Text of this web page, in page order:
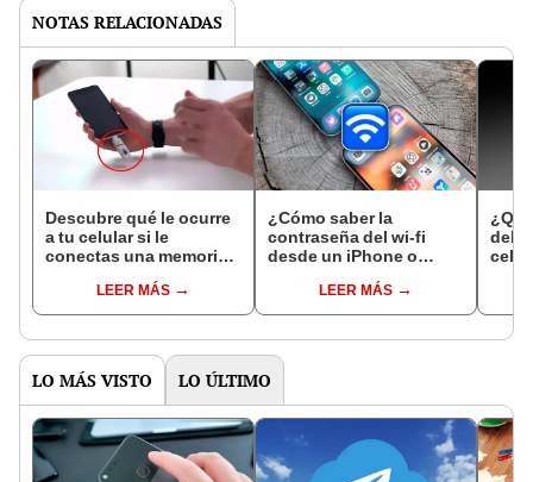
NOTAS RELACIONADAS
Descubre qué le ocurre
a tu celular si le
conectas una memoria
LEER MÁS
¿Cómo saber la
contraseña del wi-fi
desde un iPhone o
LEER MÁS
LO MÁS VISTO LO ÚLTIMO